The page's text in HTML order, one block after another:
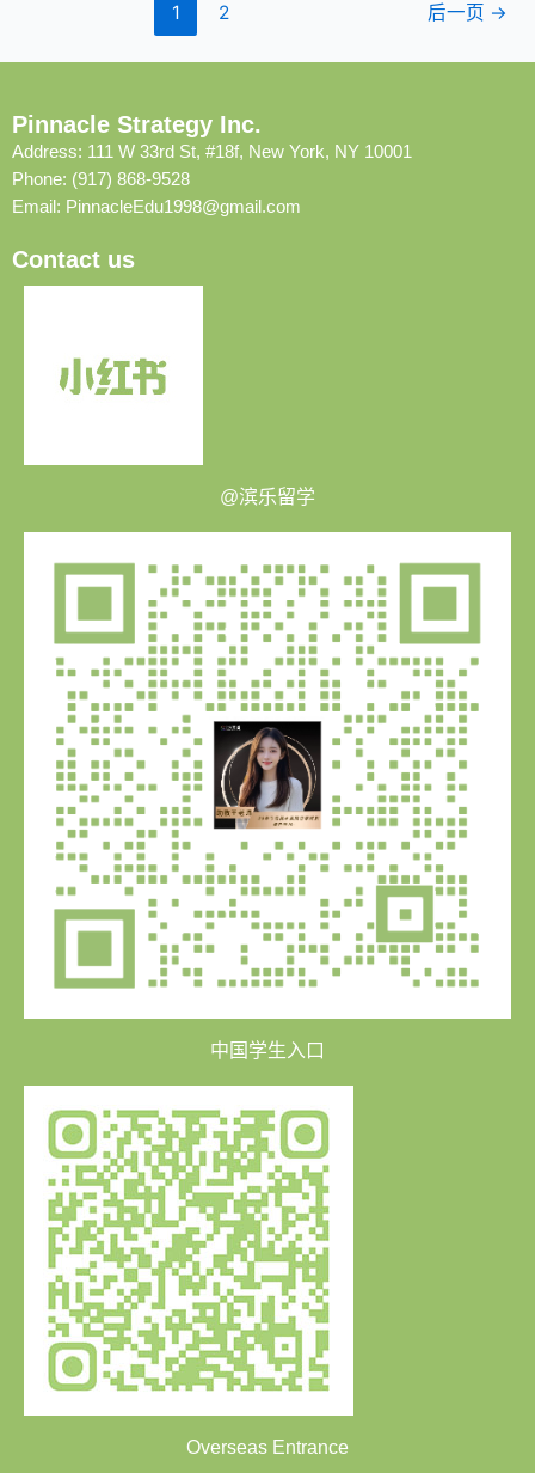
1 2 后一页 →
Pinnacle Strategy Inc.
Address: 111 W 33rd St, #18f, New York, NY 10001
Phone: (917) 868-9528
Email: PinnacleEdu1998@gmail.com
Contact us
@滨乐留学
中国学生入口
Overseas Entrance